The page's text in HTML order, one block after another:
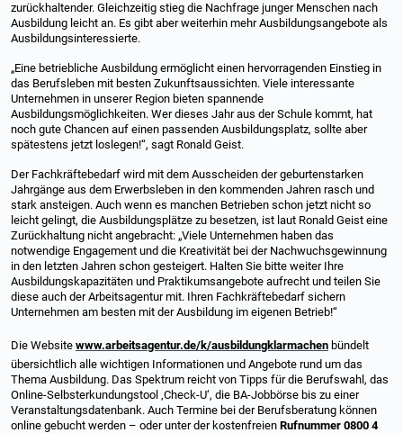
zurückhaltender. Gleichzeitig stieg die Nachfrage junger Menschen nach
Ausbildung leicht an. Es gibt aber weiterhin mehr Ausbildungsangebote als
Ausbildungsinteressierte.
„Eine betriebliche Ausbildung ermöglicht einen hervorragenden Einstieg in
das Berufsleben mit besten Zukunftsaussichten. Viele interessante
Unternehmen in unserer Region bieten spannende
Ausbildungsmöglichkeiten. Wer dieses Jahr aus der Schule kommt, hat
noch gute Chancen auf einen passenden Ausbildungsplatz, sollte aber
spätestens jetzt loslegen!“, sagt Ronald Geist.
Der Fachkräftebedarf wird mit dem Ausscheiden der geburtenstarken
Jahrgänge aus dem Erwerbsleben in den kommenden Jahren rasch und
stark ansteigen. Auch wenn es manchen Betrieben schon jetzt nicht so
leicht gelingt, die Ausbildungsplätze zu besetzen, ist laut Ronald Geist eine
Zurückhaltung nicht angebracht: „Viele Unternehmen haben das
notwendige Engagement und die Kreativität bei der Nachwuchsgewinnung
in den letzten Jahren schon gesteigert. Halten Sie bitte weiter Ihre
Ausbildungskapazitäten und Praktikumsangebote aufrecht und teilen Sie
diese auch der Arbeitsagentur mit. Ihren Fachkräftebedarf sichern
Unternehmen am besten mit der Ausbildung im eigenen Betrieb!“
Die Website www.arbeitsagentur.de/k/ausbildungklarmachen bündelt
übersichtlich alle wichtigen Informationen und Angebote rund um das
Thema Ausbildung. Das Spektrum reicht von Tipps für die Berufswahl, das
Online-Selbsterkundungstool ‚Check-U‘, die BA-Jobbörse bis zu einer
Veranstaltungsdatenbank. Auch Termine bei der Berufsberatung können
online gebucht werden – oder unter der kostenfreien Rufnummer 0800 4